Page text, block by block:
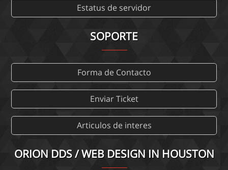
Estatus de servidor
SOPORTE
Forma de Contacto
Enviar Ticket
Articulos de interes
ORION DDS / WEB DESIGN IN HOUSTON